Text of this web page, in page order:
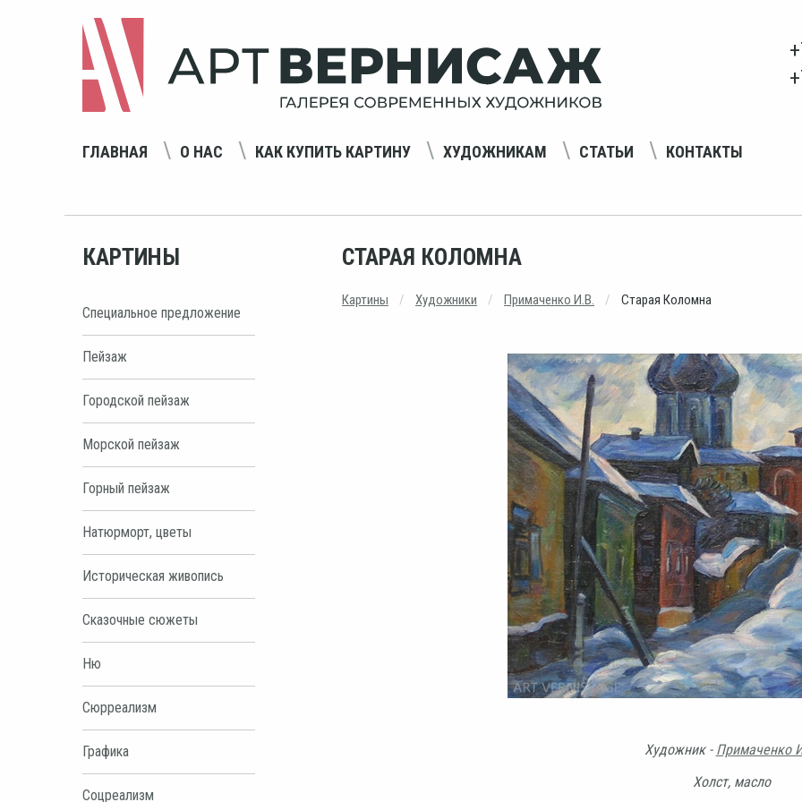
ГЛАВНАЯ О НАС КАК КУПИТЬ КАРТИНУ ХУДОЖНИКАМ СТАТЬИ КОНТАКТЫ
КАРТИНЫ
Специальное предложение
Пейзаж
Городской пейзаж
Морской пейзаж
Горный пейзаж
Натюрморт, цветы
Историческая живопись
Сказочные сюжеты
Ню
Сюрреализм
Графика
Соцреализм
СТАРАЯ КОЛОМНА
Картины Художники Примаченко И.В. Старая Коломна
Художник - Примаченко
Холст, масло